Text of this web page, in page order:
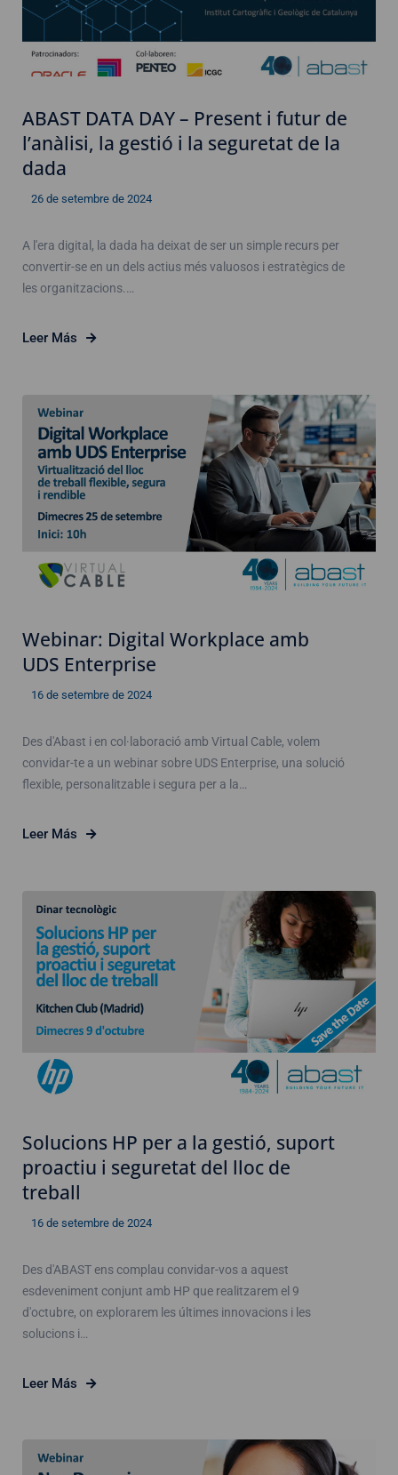
ABAST DATA DAY – Present i futur de
l’anàlisi, la gestió i la seguretat de la
dada
26 de setembre de 2024
A l'era digital, la dada ha deixat de ser un simple recurs per
convertir-se en un dels actius més valuosos i estratègics de
les organitzacions.…
Leer Más
Webinar: Digital Workplace amb
UDS Enterprise
16 de setembre de 2024
Des d'Abast i en col·laboració amb Virtual Cable, volem
convidar-te a un webinar sobre UDS Enterprise, una solució
flexible, personalitzable i segura per a la…
Leer Más
Solucions HP per a la gestió, suport
proactiu i seguretat del lloc de
treball
16 de setembre de 2024
Des d'ABAST ens complau convidar-vos a aquest
esdeveniment conjunt amb HP que realitzarem el 9
d'octubre, on explorarem les últimes innovacions i les
solucions i…
Leer Más